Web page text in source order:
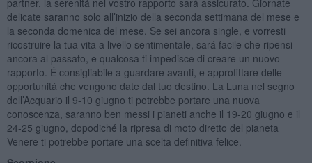
partner, la serenitá nel vostro rapporto sará assicurato. Giornate
delicate saranno solo all’inizio della seconda settimana del mese e
la seconda domenica del mese. Se sei ancora single, e vorresti
ricostruire la tua vita a livello sentimentale, sará facile che ripensi
ancora al passato, e qualcosa ti impedisce di creare un nuovo
rapporto. É consigliabile a guardare avanti, e approfittare delle
opportunitá che vengono date dal tuo destino. La Luna nel segno
dell’Acquario il 9-10 giugno ti potrebbe portare una nuova
conoscenza, saranno ben messi i pianeti anche il 19-20 giugno e il
24-25 giugno, dopodiché la ripresa di moto diretto del pianeta
Venere ti potrebbe portare una scelta definitiva felice.